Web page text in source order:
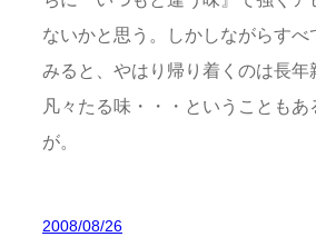
ないかと思う。しかしながらすべ
みると、やはり帰り着くのは長年
凡々たる味・・・ということも
が。
2008/08/26